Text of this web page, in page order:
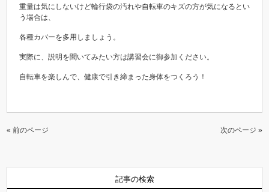
重量は気にしないけど輪行袋の汚れや自転車のキズの方が気になるとい
う場合は、
各種カバーを多用しましょう。
実際に、説明を聞いてみたい方は講習会に御参加ください。
自転車を楽しんで、健康で引き締まった身体をつくろう！
« 前のページ 次のページ »
記事の検索